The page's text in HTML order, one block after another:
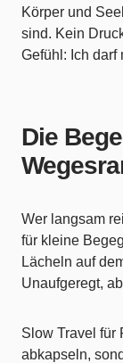
Körper und
sind. Kein
Gefühl: Ich darf
Die
Wer langsam
für kleine
Lächeln auf
Unaufgeregt,
Slow Travel für
abkapseln,